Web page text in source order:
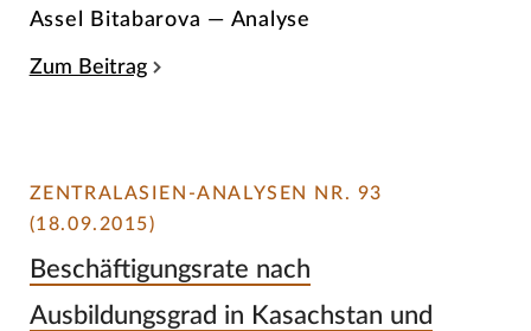
Assel Bitabarova — Analyse
Zum Beitrag
ZENTRALASIEN-ANALYSEN NR. 93
(18.09.2015)
Beschäftigungsrate nach
Ausbildungsgrad in Kasachstan und